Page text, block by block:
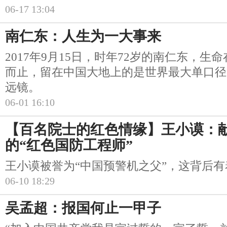
06-17 13:04
南仁东：人生为一大事来
2017年9月15日，时年72岁的南仁东，生
而止，留在中国大地上的是世界最大单口
远镜。
06-01 16:10
【百名院士的红色情缘】王小谟：
的“红色国防工程师”
王小谟被誉为“中国预警机之父”，这背后
06-10 18:29
吴孟超：报国何止一甲子